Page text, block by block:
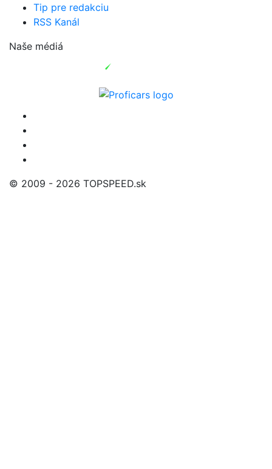
Tip pre redakciu
RSS Kanál
Naše médiá
© 2009 - 2026 TOPSPEED.sk